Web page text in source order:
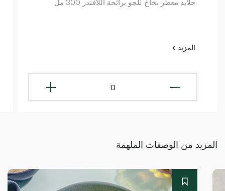
جلايد معطر بخاخ للجو برائحة اللافندر 300 مل
المزيد
0
المزيد من الوصفات الملهمة